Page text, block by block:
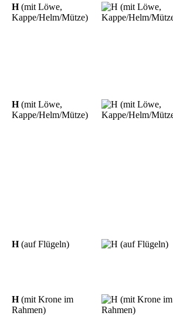
H(mit Löwe,
Kappe/Helm/Mütze)
H(mit Löwe,
Kappe/Helm/Mütze)
H(auf Flügeln)
H(mit Krone im
Rahmen)